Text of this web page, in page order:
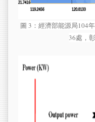
圖 3：經濟部能源局104
36處，